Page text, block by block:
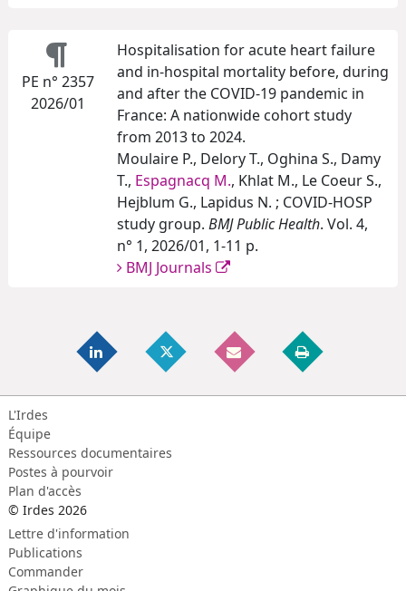
PE n° 2357
2026/01
Hospitalisation for acute heart failure
and in-hospital mortality before, during
and after the COVID-19 pandemic in
France: A nationwide cohort study
from 2013 to 2024.
Moulaire P., Delory T., Oghina S., Damy
T., Espagnacq M., Khlat M., Le Coeur S.,
Hejblum G., Lapidus N. ; COVID-HOSP
study group. BMJ Public Health. Vol. 4,
n° 1, 2026/01, 1-11 p.
BMJ Journals
L'Irdes
Équipe
Ressources documentaires
Postes à pourvoir
Plan d'accès
© Irdes 2026
Lettre d'information
Publications
Commander